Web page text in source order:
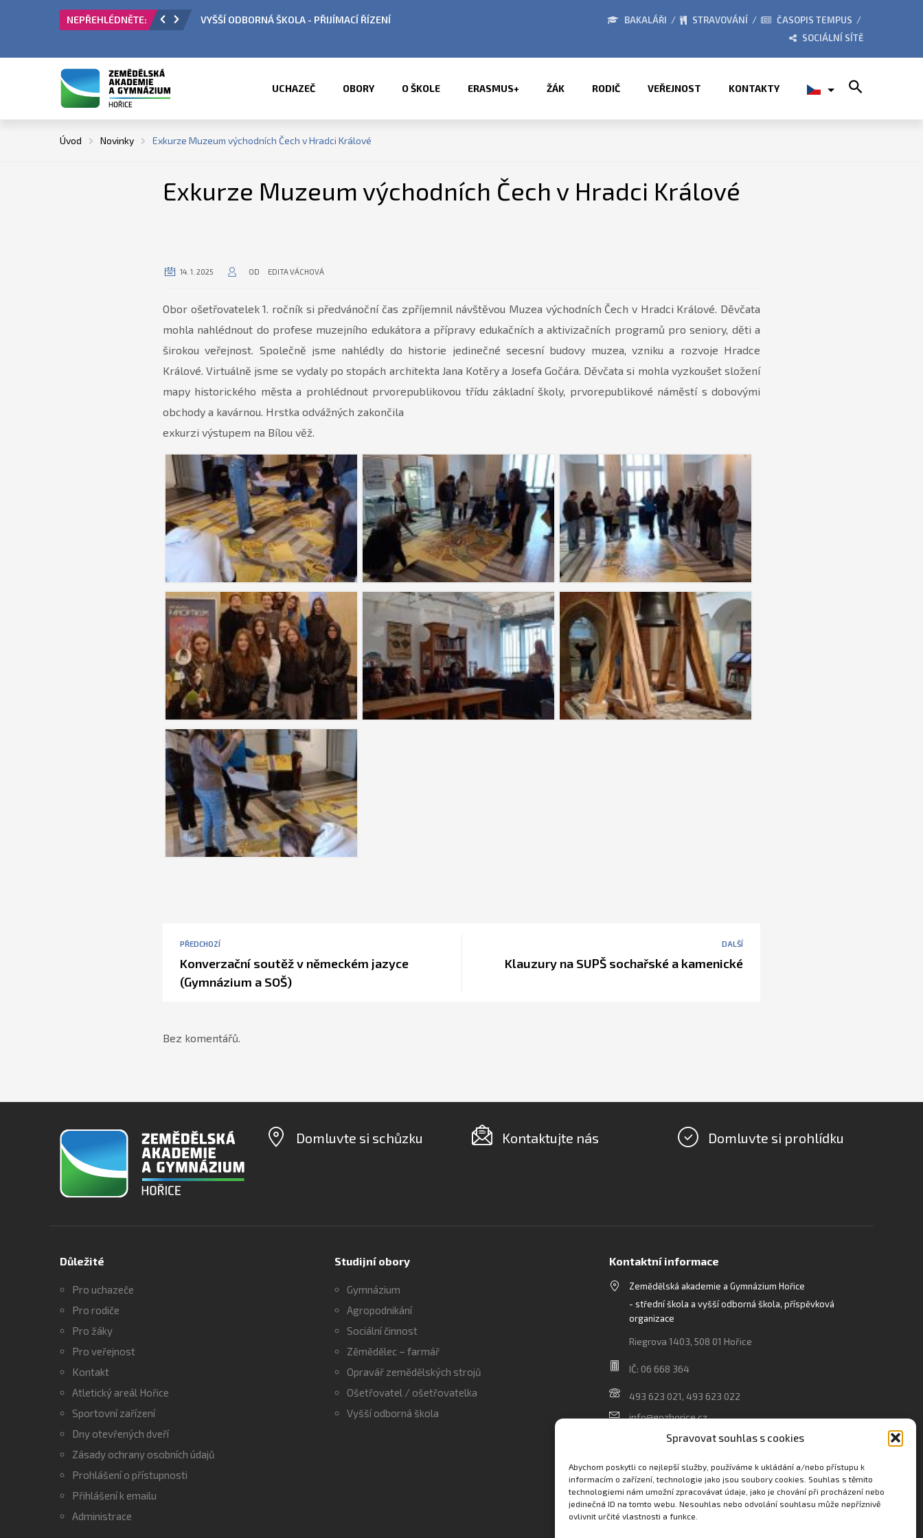
Spravovat souhlas s cookies
Abychom poskytli co nejlepší služby, používáme k ukládání a/nebo přístupu k
informacím o zařízení, technologie jako jsou soubory cookies. Souhlas s těmito
technologiemi nám umožní zpracovávat údaje, jako je chování při procházení nebo
jedinečná ID na tomto webu. Nesouhlas nebo odvolání souhlasu může nepříznivě
ovlivnit určité vlastnosti a funkce.
PŘIJÍMACÍ ŘÍZENÍ ÚŘEDNÍ HODINY V OBDOBÍ LETNÍCH PRÁZDNIN PŘÍMĚSTSKÉ TÁBORY 2026 ZE ŽIVOTA ŠKOLY
BAKALÁŘI STRAVOVÁNÍ
ČASOPIS TEMPUS
SOCIÁLNÍ SÍTĚ
UCHAZEČ OBORY O ŠKOLE ERASMUS+ ŽÁK RODIČ VEŘEJNOST KONTAKTY
Úvod Novinky Exkurze Muzeum východních Čech v Hradci Králové
Exkurze Muzeum východních Čech v Hradci Králové
14. 1. 2025 OD EDITA VÁCHOVÁ
Obor ošetřovatelek 1. ročník si předvánoční čas zpříjemnil návštěvou Muzea východních Čech v Hradci Králové. Děvčata
mohla nahlédnout do profese muzejního edukátora a přípravy edukačních a aktivizačních programů pro seniory, děti a
širokou veřejnost. Společně jsme nahlédly do historie jedinečné secesní budovy muzea, vzniku a rozvoje Hradce
Králové. Virtuálně jsme se vydaly po stopách architekta Jana Kotěry a Josefa Gočára. Děvčata si mohla vyzkoušet složení
mapy historického města a prohlédnout prvorepublikovou třídu základní školy, prvorepublikové náměstí s dobovými
obchody a kavárnou. Hrstka odvážných zakončila
exkurzi výstupem na Bílou věž.
PŘEDCHOZÍ
Konverzační soutěž v německém jazyce
(Gymnázium a SOŠ)
DALŠÍ
Klauzury na SUPŠ sochařské a kamenické
Bez komentářů.
Domluvte si schůzku Kontaktujte nás Domluvte si prohlídku
Důležité
Pro uchazeče
Pro rodiče
Pro žáky
Pro veřejnost
Kontakt
Atletický areál Hořice
Sportovní zařízení
Dny otevřených dveří
Zásady ochrany osobních údajů
Prohlášení o přístupnosti
Přihlášení k emailu
Administrace
Studijní obory
Gymnázium
Agropodnikání
Sociální činnost
Zěmědělec – farmář
Opravář zemědělských strojů
Ošetřovatel / ošetřovatelka
Vyšší odborná škola
Kontaktní informace
Zemědělská akademie a Gymnázium Hořice
- střední škola a vyšší odborná škola, příspěvková
organizace
Riegrova 1403, 508 01 Hořice
IČ: 06 668 364
493 623 021, 493 623 022
info@gozhorice.cz
www.zaghorice.cz
Innovation One s.r.o. IČO: 04734807 Březenecká 4808
430 04 Chomutov
Filip Šikola +420 775 992 451 filip.sikola@innone.cz